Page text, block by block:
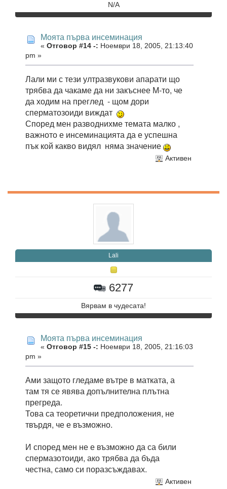
N/A
Моята първа инсеминация
« Отговор #14 -: Ноември 18, 2005, 21:13:40
pm »
Лали ми с тези ултразвукови апарати що
трябва да чакаме да ни закъснее М-то, че
да ходим на преглед - щом дори
сперматозоиди виждат
Според мен разводнихме темата малко ,
важното е инсеминацията да е успешна
пък кой какво видял няма значение
Активен
Lali
6277
Вярвам в чудесата!
Моята първа инсеминация
« Отговор #15 -: Ноември 18, 2005, 21:16:03
pm »
Ами защото гледаме вътре в матката, а
там тя се явява допълнителна плътна
прегреда.
Това са теоретични предположения, не
твърдя, че е възможно.
И според мен не е възможно да са били
спермазотоиди, ако трябва да бъда
честна, само си поразсъждавах.
Активен